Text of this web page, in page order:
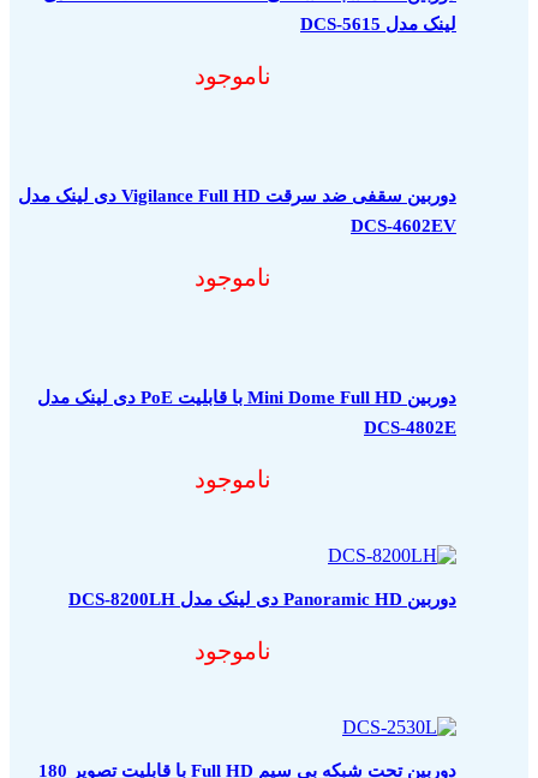
لینک مدل DCS-5615
ناموجود
دوربین سقفی ضد سرقت Vigilance Full HD دی لینک مدل
DCS-4602EV
ناموجود
دوربین Mini Dome Full HD با قابلیت PoE دی لینک مدل
DCS-4802E
ناموجود
دوربین Panoramic HD دی لینک مدل DCS-8200LH
ناموجود
دوربین تحت شبکه بی سیم Full HD با قابلیت تصویر 180